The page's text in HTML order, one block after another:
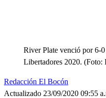
River Plate venció por 6-
Libertadores 2020. (Foto:
Redacción El Bocón
Actualizado 23/09/2020 09:55